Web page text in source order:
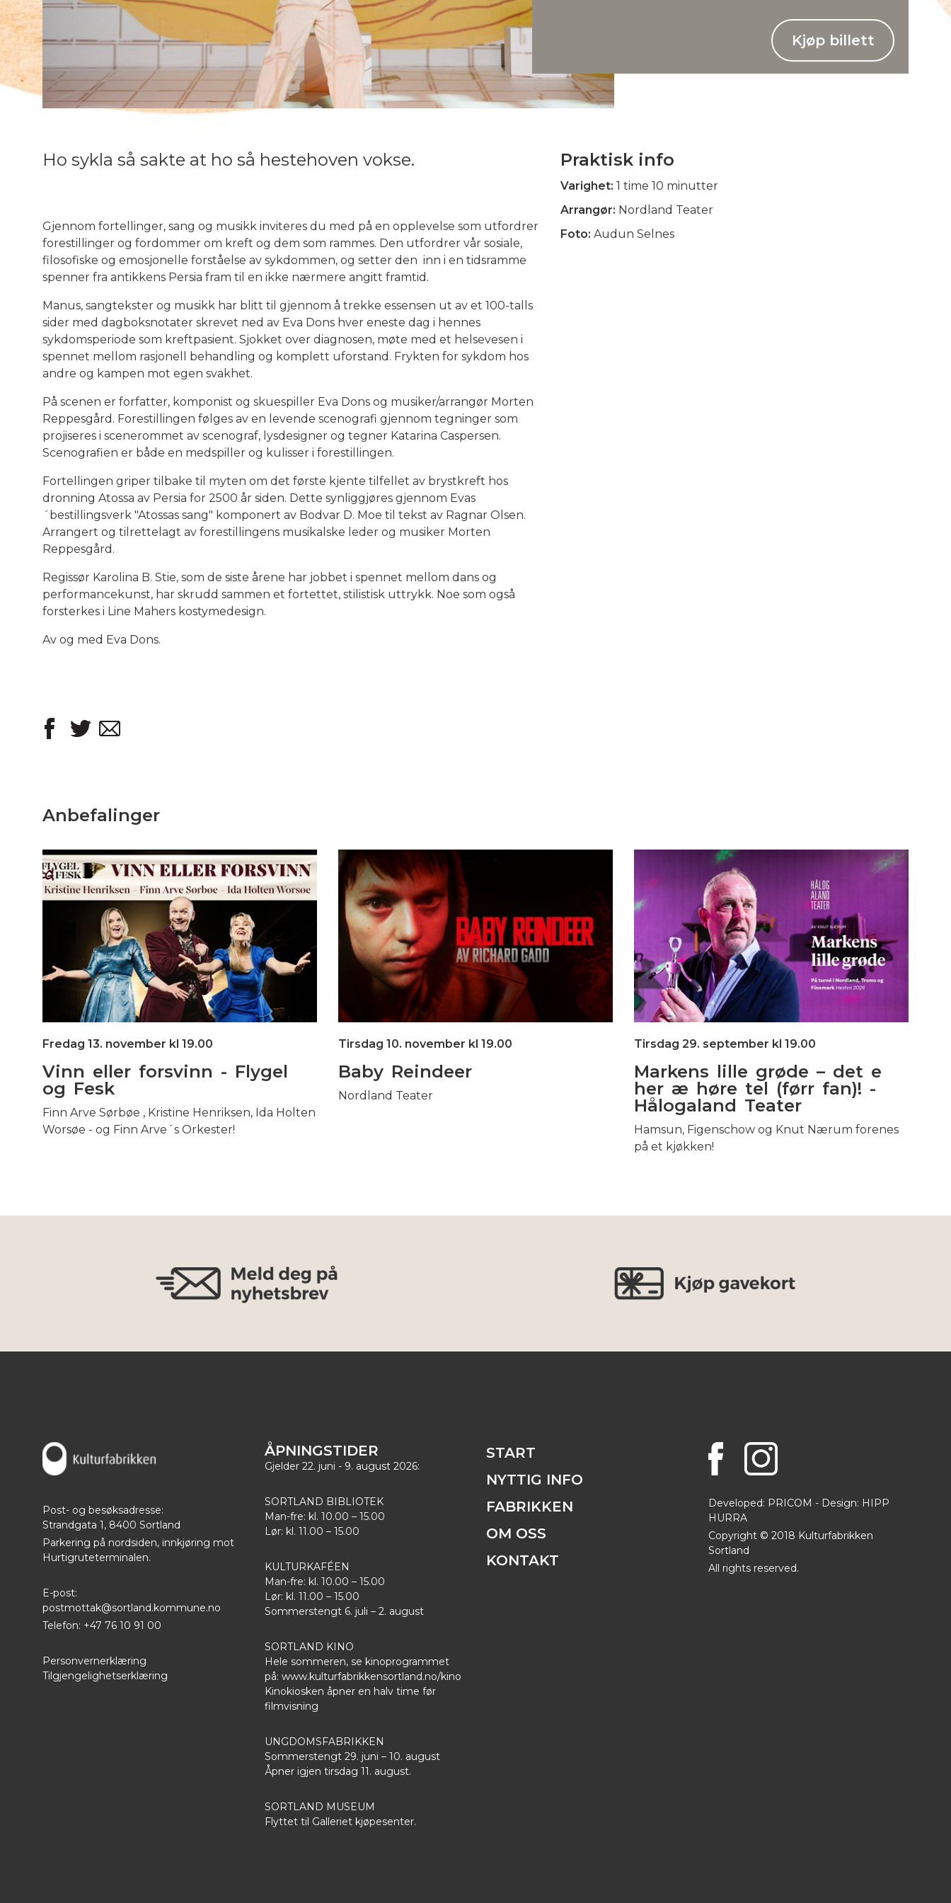
Kjøp billett
Ho sykla så sakte at ho så hestehoven vokse.
Gjennom fortellinger, sang og musikk inviteres du med på en opplevelse som utfordrer
forestillinger og fordommer om kreft og dem som rammes. Den utfordrer vår sosiale,
filosofiske og emosjonelle forståelse av sykdommen, og setter den inn i en tidsramme
spenner fra antikkens Persia fram til en ikke nærmere angitt framtid.
Manus, sangtekster og musikk har blitt til gjennom å trekke essensen ut av et 100-talls
sider med dagboksnotater skrevet ned av Eva Dons hver eneste dag i hennes
sykdomsperiode som kreftpasient. Sjokket over diagnosen, møte med et helsevesen i
spennet mellom rasjonell behandling og komplett uforstand. Frykten for sykdom hos
andre og kampen mot egen svakhet.
På scenen er forfatter, komponist og skuespiller Eva Dons og musiker/arrangør Morten
Reppesgård. Forestillingen følges av en levende scenografi gjennom tegninger som
projiseres i scenerommet av scenograf, lysdesigner og tegner Katarina Caspersen.
Scenografien er både en medspiller og kulisser i forestillingen.
Fortellingen griper tilbake til myten om det første kjente tilfellet av brystkreft hos
dronning Atossa av Persia for 2500 år siden. Dette synliggjøres gjennom Evas
´bestillingsverk "Atossas sang" komponert av Bodvar D. Moe til tekst av Ragnar Olsen.
Arrangert og tilrettelagt av forestillingens musikalske leder og musiker Morten
Reppesgård.
Regissør Karolina B. Stie, som de siste årene har jobbet i spennet mellom dans og
performancekunst, har skrudd sammen et fortettet, stilistisk uttrykk. Noe som også
forsterkes i Line Mahers kostymedesign.
Av og med Eva Dons.
Praktisk info
Varighet: 1 time 10 minutter
Arrangør: Nordland Teater
Foto: Audun Selnes
Anbefalinger
Fredag 13. november kl 19.00
Vinn eller forsvinn - Flygel
og Fesk
Finn Arve Sørbøe , Kristine Henriksen, Ida Holten
Worsøe - og Finn Arve´s Orkester!
Tirsdag 10. november kl 19.00
Baby Reindeer
Nordland Teater
Tirsdag 29. september kl 19.00
Markens lille grøde – det e
her æ høre tel (førr fan)! -
Hålogaland Teater
Hamsun, Figenschow og Knut Nærum forenes
på et kjøkken!
Post- og besøksadresse:
Strandgata 1, 8400 Sortland
Parkering på nordsiden, innkjøring mot
Hurtigruteterminalen.
E-post:
postmottak@sortland.kommune.no
Telefon: +47 76 10 91 00
Personvernerklæring
Tilgjengelighetserklæring
ÅPNINGSTIDER
Gjelder 22. juni - 9. august 2026:
SORTLAND BIBLIOTEK
Man-fre: kl. 10.00 – 15.00
Lør: kl. 11.00 – 15.00
KULTURKAFÉEN
Man-fre: kl. 10.00 – 15.00
Lør: kl. 11.00 – 15.00
Sommerstengt 6. juli – 2. august
SORTLAND KINO
Hele sommeren, se kinoprogrammet
på: www.kulturfabrikkensortland.no/kino
Kinokiosken åpner en halv time før
filmvisning
UNGDOMSFABRIKKEN
Sommerstengt 29. juni – 10. august
Åpner igjen tirsdag 11. august.
SORTLAND MUSEUM
Flyttet til Galleriet kjøpesenter.
START
NYTTIG INFO
FABRIKKEN
OM OSS
KONTAKT
Developed: PRICOM - Design: HIPP
HURRA
Copyright © 2018 Kulturfabrikken
Sortland
All rights reserved.